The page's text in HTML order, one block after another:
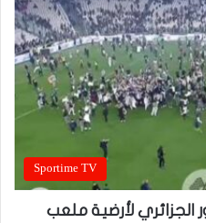
Sportime TV
الجزائري لأرضية ملعب